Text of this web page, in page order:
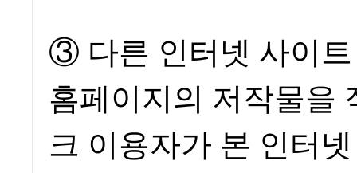
③ 다른 인터넷 사이
홈페이지의 저작물을
크 이용자가 본 인터